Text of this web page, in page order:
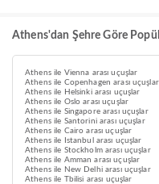
Athens'dan Şehre Göre
Athens ile Vienna arası uçuşlar
Athens ile Copenhagen arası uçuşlar
Athens ile Helsinki arası uçuşlar
Athens ile Oslo arası uçuşlar
Athens ile Singapore arası uçuşlar
Athens ile Santorini arası uçuşlar
Athens ile Cairo arası uçuşlar
Athens ile Istanbul arası uçuşlar
Athens ile Stockholm arası uçuşlar
Athens ile Amman arası uçuşlar
Athens ile New Delhi arası uçuşlar
Athens ile Tbilisi arası uçuşlar